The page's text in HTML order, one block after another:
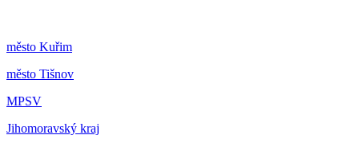
město Kuřim
město Tišnov
MPSV
Jihomoravský kraj